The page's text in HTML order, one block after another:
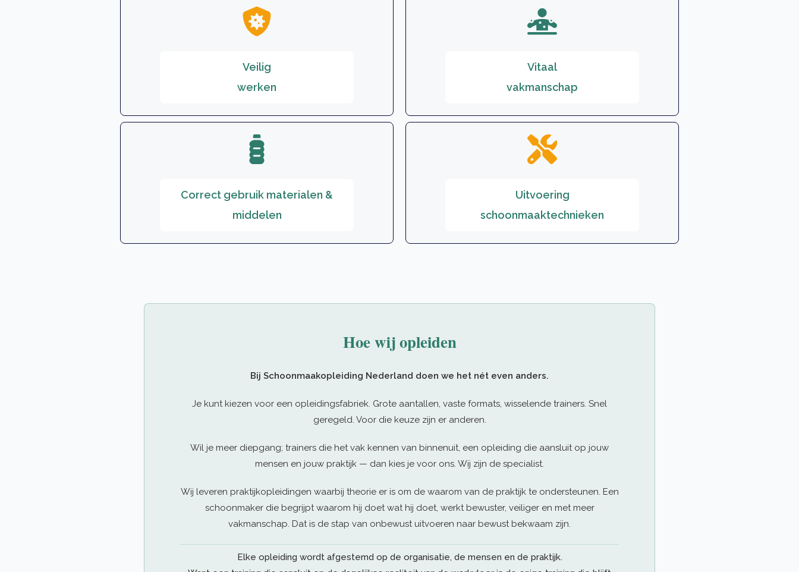
Veilig
werken
Vitaal
vakmanschap
Correct gebruik materialen &
middelen
Uitvoering
schoonmaaktechnieken
Hoe wij opleiden
Bij Schoonmaakopleiding Nederland doen we het nét even anders.
Je kunt kiezen voor een opleidingsfabriek. Grote aantallen, vaste formats, wisselende trainers. Snel
geregeld. Voor die keuze zijn er anderen.
Wil je meer diepgang; trainers die het vak kennen van binnenuit, een opleiding die aansluit op jouw
mensen en jouw praktijk — dan kies je voor ons. Wij zijn de specialist.
Wij leveren praktijkopleidingen waarbij theorie er is om de waarom van de praktijk te ondersteunen. Een
schoonmaker die begrijpt waarom hij doet wat hij doet, werkt bewuster, veiliger en met meer
vakmanschap. Dat is de stap van onbewust uitvoeren naar bewust bekwaam zijn.
Elke opleiding wordt afgestemd op de organisatie, de mensen en de praktijk.